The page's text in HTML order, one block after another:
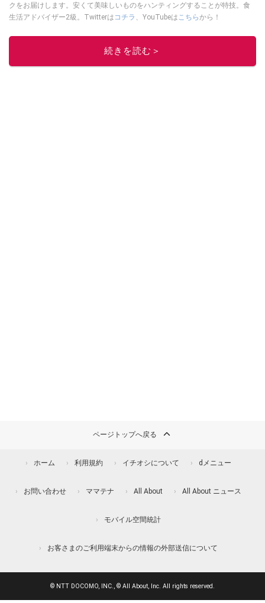
クをお届けします。安くて美味しいものをハンティングすることが特技。食
生活アドバイザー2級。Twitterは コチラ 、YouTubeは こちらから！
このイチオシストの他の記事を読む
続きを読む＞
ページトップへ戻る
ホーム 利用規約 イチオシについて dメニュー
お問い合わせ ママテナ All About All About ニュース
モバイル空間統計
お客さまのご利用端末からの情報の外部送信について
© NTT DOCOMO, INC., © All About, Inc. All rights reserved.